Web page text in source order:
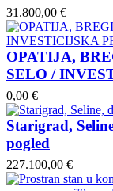
31.800,00 €
OPATIJA,
SELO /
0,00 €
Starigrad,
pogled
227.100,00 €